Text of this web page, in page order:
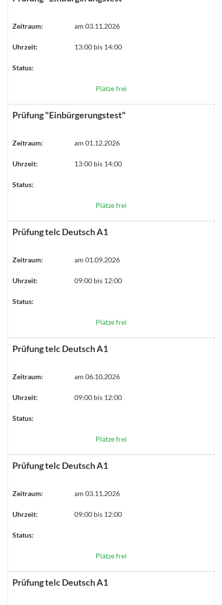
Zeitraum: am 03.11.2026
Uhrzeit: 13:00 bis 14:00
Status:
Plätze frei
Prüfung "Einbürgerungstest"
Zeitraum: am 01.12.2026
Uhrzeit: 13:00 bis 14:00
Status:
Plätze frei
Prüfung telc Deutsch A1
Zeitraum: am 01.09.2026
Uhrzeit: 09:00 bis 12:00
Status:
Plätze frei
Prüfung telc Deutsch A1
Zeitraum: am 06.10.2026
Uhrzeit: 09:00 bis 12:00
Status:
Plätze frei
Prüfung telc Deutsch A1
Zeitraum: am 03.11.2026
Uhrzeit: 09:00 bis 12:00
Status:
Plätze frei
Prüfung telc Deutsch A1